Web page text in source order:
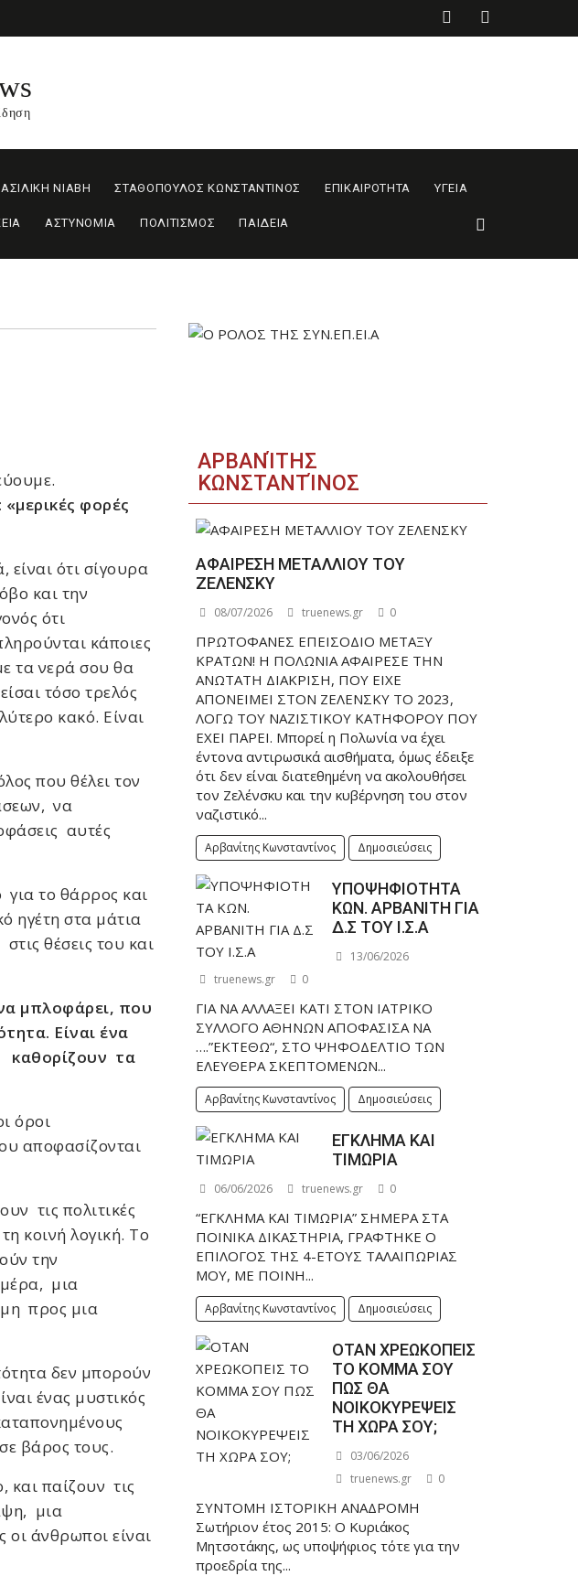
ΝΙΑΒΗ ΣΤΑΘΟΠΟΥΛΟΣ ΚΩΝΣΤΑΝΤΙΝΟΣ ΕΠΙΚΑΙΡΟΤΗΤΑ ΥΓΕΙΑ
ΑΣΤΥΝΟΜΙΑ ΠΟΛΙΤΙΣΜΟΣ ΠΑΙΔΕΙΑ
: «μερικές φορές
είναι ότι σίγουρα
και την
ότι
κάποιες
τα νερά σου θα
τόσο τρελός
κακό. Είναι
που θέλει τον
να
αυτές
το θάρρος και
ηγέτη στα μάτια
θέσεις του και
μπλοφάρει, που
Είναι ένα
καθορίζουν τα
όροι
αποφασίζονται
τις πολιτικές
κοινή λογική. Το
την
μια
προς μια
δεν μπορούν
ένας μυστικός
βάρος τους.
και παίζουν τις
μια
οι άνθρωποι είναι
ΑΡΒΑΝΊΤΗΣ
ΚΩΝΣΤΑΝΤΊΝΟΣ
ΑΦΑΙΡΕΣΗ ΜΕΤΑΛΛΙΟΥ ΤΟΥ
ΖΕΛΕΝΣΚΥ
08/07/2026 truenews.gr 0
ΠΡΩΤΟΦΑΝΕΣ ΕΠΕΙΣΟΔΙΟ ΜΕΤΑΞΥ
ΚΡΑΤΩΝ! Η ΠΟΛΩΝΙΑ ΑΦΑΙΡΕΣΕ ΤΗΝ
ΑΝΩΤΑΤΗ ΔΙΑΚΡΙΣΗ, ΠΟΥ ΕΙΧΕ
ΑΠΟΝΕΙΜΕΙ ΣΤΟΝ ΖΕΛΕΝΣΚΥ ΤΟ 2023,
ΛΟΓΩ ΤΟΥ ΝΑΖΙΣΤΙΚΟΥ ΚΑΤΗΦΟΡΟΥ ΠΟΥ
ΕΧΕΙ ΠΑΡΕΙ. Μπορεί η Πολωνία να έχει
έντονα αντιρωσικά αισθήματα, όμως έδειξε
ότι δεν είναι διατεθημένη να ακολουθήσει
τον Ζελένσκυ και την κυβέρνηση του στον
ναζιστικό...
Αρβανίτης Κωνσταντίνος Δημοσιεύσεις
ΥΠΟΨΗΦΙΟΤΗΤΑ
ΚΩΝ. ΑΡΒΑΝΙΤΗ ΓΙΑ
Δ.Σ ΤΟΥ Ι.Σ.Α
13/06/2026
truenews.gr
0
ΓΙΑ ΝΑ ΑΛΛΑΞΕΙ ΚΑΤΙ ΣΤΟΝ ΙΑΤΡΙΚΟ
ΣΥΛΛΟΓΟ ΑΘΗΝΩΝ ΑΠΟΦΑΣΙΣΑ ΝΑ
….”ΕΚΤΕΘΩ“, ΣΤΟ ΨΗΦΟΔΕΛΤΙΟ ΤΩΝ
ΕΛΕΥΘΕΡΑ ΣΚΕΠΤΟΜΕΝΩΝ...
Αρβανίτης Κωνσταντίνος Δημοσιεύσεις
ΕΓΚΛΗΜΑ ΚΑΙ
ΤΙΜΩΡΙΑ
06/06/2026 truenews.gr 0
“ΕΓΚΛΗΜΑ ΚΑΙ ΤΙΜΩΡΙΑ” ΣΗΜΕΡΑ ΣΤΑ
ΠΟΙΝΙΚΑ ΔΙΚΑΣΤΗΡΙΑ, ΓΡΑΦΤΗΚΕ Ο
ΕΠΙΛΟΓΟΣ ΤΗΣ 4-ΕΤΟΥΣ ΤΑΛΑΙΠΩΡΙΑΣ
ΜΟΥ, ΜΕ ΠΟΙΝΗ...
Αρβανίτης Κωνσταντίνος Δημοσιεύσεις
ΟΤΑΝ ΧΡΕΩΚΟΠΕΙΣ
ΤΟ ΚΟΜΜΑ ΣΟΥ
ΠΩΣ ΘΑ
ΝΟΙΚΟΚΥΡΕΨΕΙΣ
ΤΗ ΧΩΡΑ ΣΟΥ;
03/06/2026
truenews.gr
0
ΣΥΝΤΟΜΗ ΙΣΤΟΡΙΚΗ ΑΝΑΔΡΟΜΗ
Σωτήριον έτος 2015: Ο Κυριάκος
Μητσοτάκης, ως υποψήφιος τότε για την
προεδρία της...